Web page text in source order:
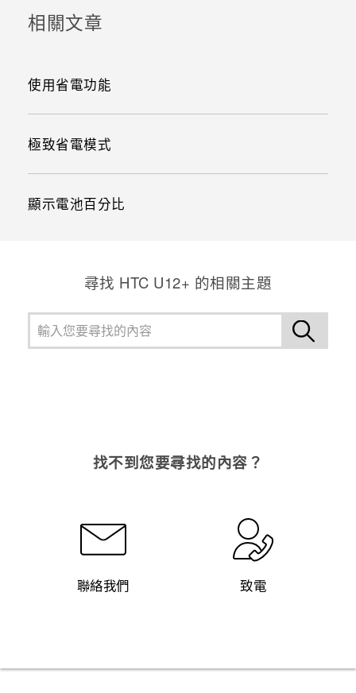
相關文章
使用省電功能
極致省電模式
顯示電池百分比
尋找 HTC U12+ 的相關主題
找不到您要尋找的內容？
聯絡我們 致電